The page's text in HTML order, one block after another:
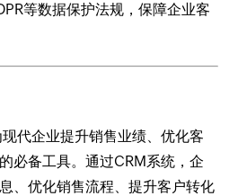
等数据保护法规，保障企业客
代企业提升销售业绩、优化客
必备工具。通过CRM系统，企
、优化销售流程、提升客户转化